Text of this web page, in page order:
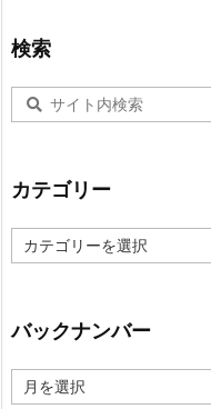
検索
カテゴリー
テ
ー
バックナンバー
ッ